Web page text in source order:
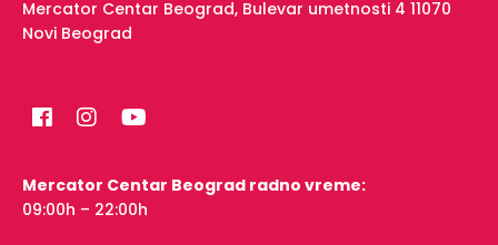
Mercator Centar Beograd, Bulevar umetnosti 4 11070
Novi Beograd
Mercator Centar Beograd radno vreme:
09:00h – 22:00h